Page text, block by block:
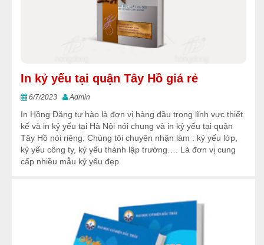
In kỷ yếu tại quận Tây Hồ giá rẻ
6/7/2023 Admin
In Hồng Đăng tự hào là đơn vị hàng đầu trong lĩnh vực thiết
kế và in kỷ yếu tại Hà Nội nói chung và in kỷ yếu tại quận
Tây Hồ nói riêng. Chúng tôi chuyên nhận làm : kỷ yếu lớp,
kỷ yếu công ty, kỷ yếu thành lập trường…. Là đơn vị cung
cấp nhiều mẫu kỷ yếu đẹp